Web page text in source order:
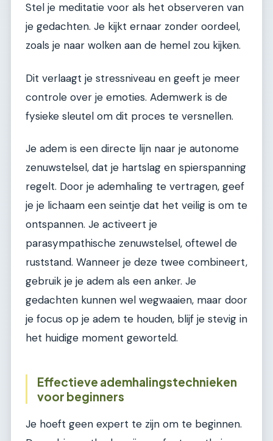
Stel je meditatie voor als het observeren van
je gedachten. Je kijkt ernaar zonder oordeel,
zoals je naar wolken aan de hemel zou kijken.
Dit verlaagt je stressniveau en geeft je meer
controle over je emoties. Ademwerk is de
fysieke sleutel om dit proces te versnellen.
Je adem is een directe lijn naar je autonome
zenuwstelsel, dat je hartslag en spierspanning
regelt. Door je ademhaling te vertragen, geef
je je lichaam een seintje dat het veilig is om te
ontspannen. Je activeert je
parasympathische zenuwstelsel, oftewel de
ruststand. Wanneer je deze twee combineert,
gebruik je je adem als een anker. Je
gedachten kunnen wel wegwaaien, maar door
je focus op je adem te houden, blijf je stevig in
het huidige moment geworteld.
Effectieve ademhalingstechnieken
voor beginners
Je hoeft geen expert te zijn om te beginnen.